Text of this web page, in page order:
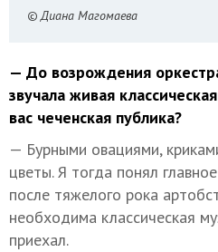
© Диана Магомаева
— До возрождения
звучала живая
вас чеченская публика?
— Бурными овациями,
цветы. Я тогда понял
после тяжелого рока
необходима классическая
приехал.